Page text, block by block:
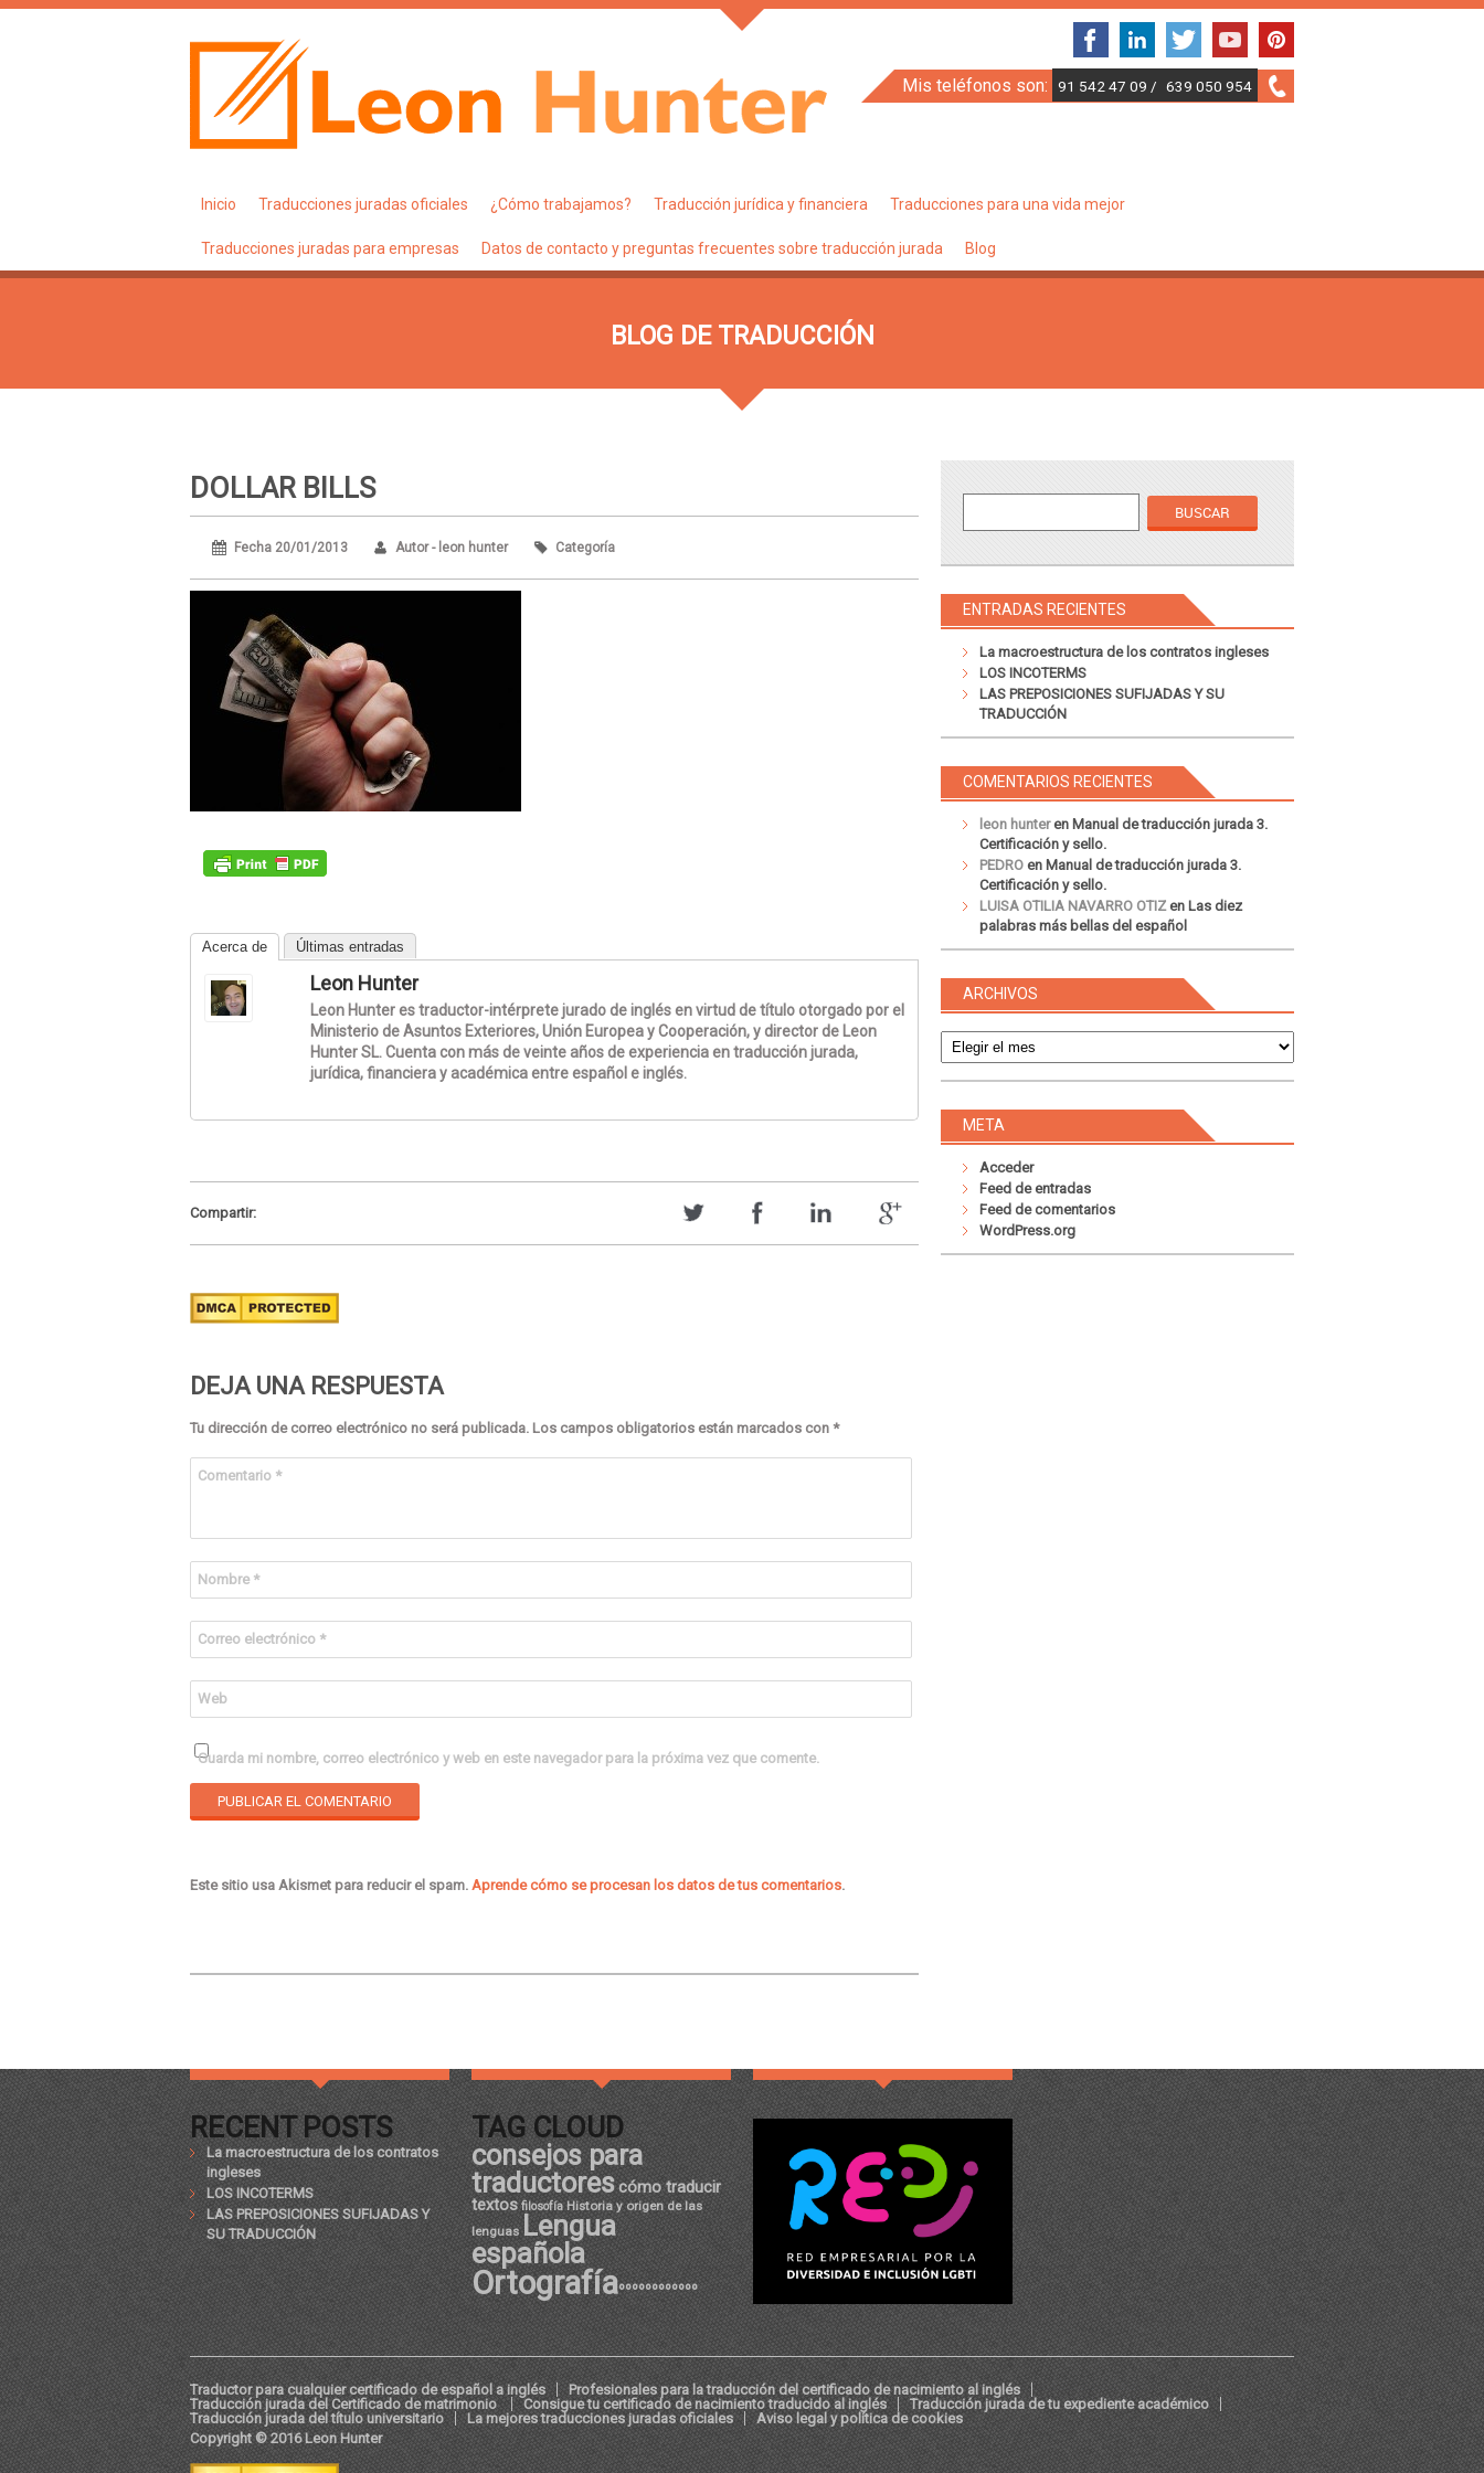
Mis teléfonos son: 91 542 47 09 / 639 050 954
Inicio Traducciones juradas oficiales ¿Cómo trabajamos? Traducción jurídica y financiera Traducciones para una vida mejor
Traducciones juradas para empresas Datos de contacto y preguntas frecuentes sobre traducción jurada Blog
BLOG DE TRADUCCIÓN
DOLLAR BILLS
Fecha 20/01/2013 Autor - leon hunter Categoría
Acerca de Últimas entradas
Leon Hunter
Leon Hunter es traductor-intérprete jurado de inglés en virtud de título otorgado por el
Ministerio de Asuntos Exteriores, Unión Europea y Cooperación, y director de Leon
Hunter SL. Cuenta con más de veinte años de experiencia en traducción jurada,
jurídica, financiera y académica entre español e inglés.
Compartir:
DEJA UNA RESPUESTA
Tu dirección de correo electrónico no será publicada. Los campos obligatorios están marcados con *
Comentario *
Nombre *
Correo electrónico *
Web
Guarda mi nombre, correo electrónico y web en este navegador para la próxima vez que comente.
Este sitio usa Akismet para reducir el spam. Aprende cómo se procesan los datos de tus comentarios.
ENTRADAS RECIENTES
La macroestructura de los contratos ingleses
LOS INCOTERMS
LAS PREPOSICIONES SUFIJADAS Y SU
TRADUCCIÓN
COMENTARIOS RECIENTES
leon hunteren Manual de traducción jurada 3.
Certificación y sello.
PEDRO en Manual de traducción jurada 3.
Certificación y sello.
LUISA OTILIA NAVARRO OTIZen Las diez
palabras más bellas del español
ARCHIVOS
META
Acceder
Feed de entradas
Feed de comentarios
WordPress.org
RECENT POSTS
La macroestructura de los contratos
ingleses
LOS INCOTERMS
LAS PREPOSICIONES SUFIJADAS Y
SU TRADUCCIÓN
TAG CLOUD
consejos para
traductorescómo traducir
textos filosofía Historia y origen de las
lenguas Lengua
española
Ortografíaºººººººººººº
Traductor para cualquier certificado de español a inglés
Profesionales para la traducción del certificado de nacimiento al inglés
Traducción jurada del Certificado de matrimonio
Consigue tu certificado de nacimiento traducido al inglés
Traducción jurada de tu expediente académico
Traducción jurada del título universitario
La mejores traducciones juradas oficiales
Aviso legal y política de cookies
Copyright © 2016 Leon Hunter